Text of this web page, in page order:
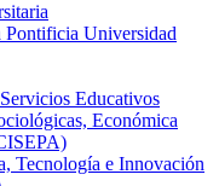
Pontificia Universidad
Educativos
Económica
Tecnología e Innovación